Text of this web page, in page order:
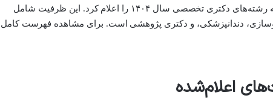
مرکز سنجش آموزش پزشکی ظرفیت اولیه رشته‌های دکتری تخصصی سال ۱۴۰۴ را اعلام کرد. این ظرفیت شامل
دندانپزشکی، و دکتری پژوهشی است. برای مشاهده فهرست کامل
اعلام‌شده